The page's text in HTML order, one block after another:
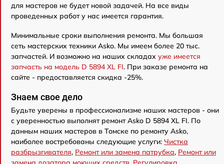
для мастеров не будет новой задачей. На все виды
проведенных работ у нас имеется гарантия.
Минимальные сроки выполнения ремонта. Мы большая
сеть мастерских техники Asko. Мы имеем более 20 тыс.
запчастей. И возможно на наших складах уже имеется
запчасть на модель D 5894 XL FI. При заказе ремонта на
сайте - предоставляется скидка -25%.
Знаем свое дело
Будьте уверены в профессионализме наших мастеров - они
с уверенностью выполнят ремонт Asko D 5894 XL FI. По
данным наших мастеров в Томске по ремонту Asko,
наиболее востребованы следующие услуги: Чистка
разбрызгивателя, Ремонт или замена патрубка, Ремонт или